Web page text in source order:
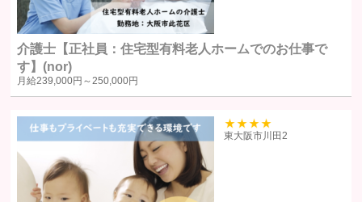
本サービスに関するご意見、お問い合わせの確認・回答
個人情報の第三者への提供
当社は、原則として、ユーザー本人の同意を得ずに個人情報を第三者に
提供しません。提供先・提供情報内容を特定したうえで、ユーザーの同
意を得た場合に限り提供します。
提供する個人情報の項目ユーザーから取得した情報（サービス利用
履歴ほか、閲覧・検索・ブックマーク等あらゆる行動履歴に該当す
介護士【正社員：住宅型有料老人ホームでのお仕事で
す】(nor)
月給239,000円～250,000円
39
東大阪市川田2